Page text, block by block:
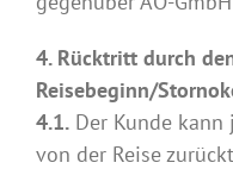
4. Rücktritt durch
Reisebeginn/
4.1. Der Kunde
von der Reise